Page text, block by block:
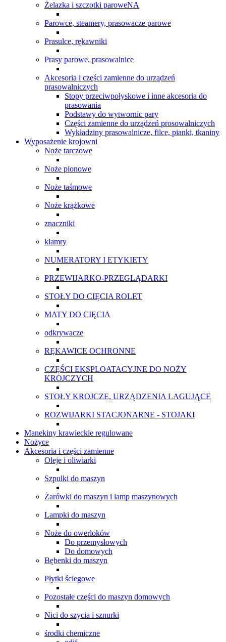
Żelazka i szczotki paroweNA
Parowce, steamery, prasowacze parowe
Prasulce, rękawniki
Prasy parowe, prasowalnice
Akcesoria i części zamienne do urządzeń
prasowalniczych
Stopy przeciwpołyskowe i inne akcesoria do
prasowania
Podstawy do wytwornic pary
Części zamienne do urządzeń prosowalniczych
Wykładziny prasowalnicze, filce, pianki, tkaniny
Wyposażenie krojowni
Noże tarczowe
Noże pionowe
Noże taśmowe
Noże krążkowe
znaczniki
klamry
NUMERATORY I ETYKIETY
PRZEWIJARKO-PRZEGLĄDARKI
STOŁY DO CIĘCIA ROLET
MATY DO CIĘCIA
odkrywacze
RĘKAWICE OCHRONNE
CZĘŚCI EKSPLOATACYJNE DO NOŻY
KROJCZYCH
STOŁY KROJCZE, URZĄDZENIA LAGUJĄCE
ROZWIJARKI STACJONARNE - STOJAKI
Manekiny krawieckie regulowane
Nożyce
Akcesoria i części zamienne
Oleje i oliwiarki
Szpulki do maszyn
Żarówki do maszyn i lamp maszynowych
Lampki do maszyn
Noże do owerloków
Do przemysłowych
Do domowych
Bębenki do maszyn
Płytki ściegowe
Pozostałe części do maszyn domowych
Nici do szycia i sznurki
środki chemiczne